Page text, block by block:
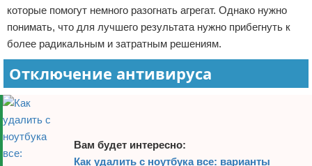
которые помогут немного разогнать агрегат. Однако нужно
понимать, что для лучшего результата нужно прибегнуть к
более радикальным и затратным решениям.
Отключение антивируса
Вам будет интересно:
Как удалить с ноутбука все: варианты